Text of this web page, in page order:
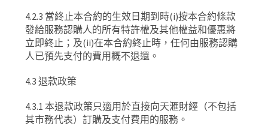
4.2.3 當終止本合約的生效日期到時(i)按本合約條款
發給服務認購人的所有特許權及其他權益和優惠將
立即終止；及(ii)在本合約終止時，任何由服務認購
人已預先支付的費用概不退還。
4.3退款政策
4.3.1本退款政策只適用於直接向天滙財經（不包括
其市務代表）訂購及支付費用的服務。